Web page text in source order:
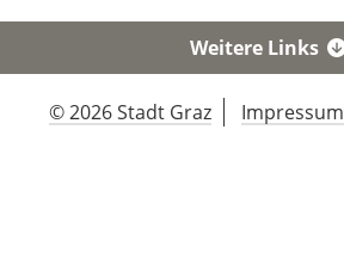
Weitere Links
© 2026 Stadt Graz Impressum